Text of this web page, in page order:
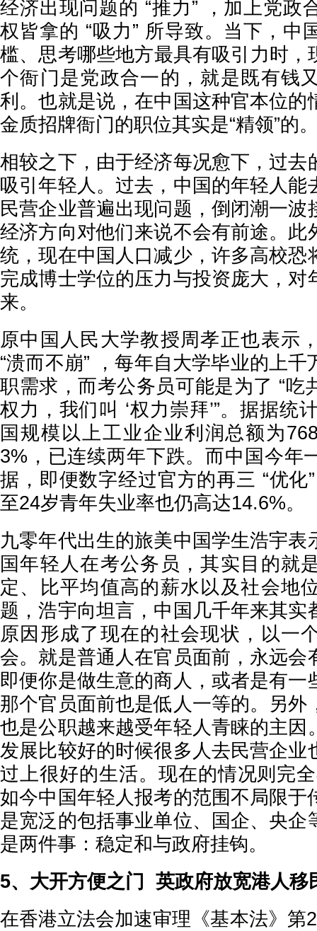
经济出现问题的 “推力” ，加上党政
权皆拿的 “吸力” 所导致。当下，中
槛、思考哪些地方最具有吸引力时，
个衙门是党政合一的，就是既有钱
利。也就是说，在中国这种官本位的
金质招牌衙门的职位其实是“精领”的
相较之下，由于经济每况愈下，过去
吸引年轻人。过去，中国的年轻人能
民营企业普遍出现问题，倒闭潮一波
经济方向对他们来说不会有前途。此
统，现在中国人口减少，许多高校恐
完成博士学位的压力与投资庞大，对
来。
原中国人民大学教授周孝正也表示
“溃而不崩” ，每年自大学毕业的上
职需求，而考公务员可能是为了 “吃
权力，我们叫 ‘权力崇拜’”。据据统
国规模以上工业企业利润总额为
3%，已连续两年下跌。而中国今年
据，即便数字经过官方的再三 “优化
至24岁青年失业率也仍高达14.6%。
九零年代出生的旅美中国学生浩宇表
国年轻人在考公务员，其实目的就
定、比平均值高的薪水以及社会地
题，浩宇向坦言，中国几千年来其实
原因形成了现在的社会现状，以一
会。就是普通人在官员面前，永远会
即便你是做生意的商人，或者是有一
那个官员面前也是低人一等的。另外
也是公职越来越受年轻人青睐的主因
发展比较好的时候很多人去民营企业
过上很好的生活。现在的情况则完
如今中国年轻人报考的范围不局限于
是宽泛的包括事业单位、国企、央企
是两件事：稳定和与政府挂钩。
5、大开方便之门 英政府放宽港人移
在香港立法会加速审理《基本法》第